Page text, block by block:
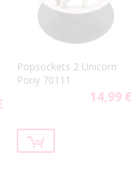
Popsockets 2 Unicorn
Pony 70111
14,99 €